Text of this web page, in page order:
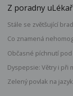
Z poradny
Stále se zvětšující
Co znamená
Občasné píchnutí
Dyspepsie: Větry i při
Zelený povlak na